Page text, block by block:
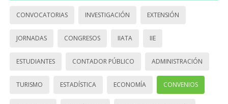
CONVOCATORIAS INVESTIGACIÓN EXTENSIÓN
JORNADAS CONGRESOS IIATA IIE
ESTUDIANTES CONTADOR PÚBLICO ADMINISTRACIÓN
TURISMO ESTADÍSTICA ECONOMÍA CONVENIOS